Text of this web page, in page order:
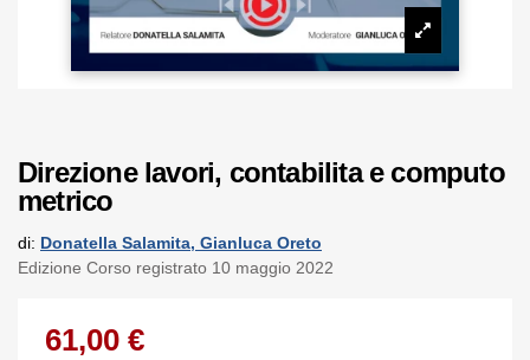
Direzione lavori, contabilita e computo
metrico
di: Donatella Salamita, Gianluca Oreto
Edizione Corso registrato 10 maggio 2022
61,00 €